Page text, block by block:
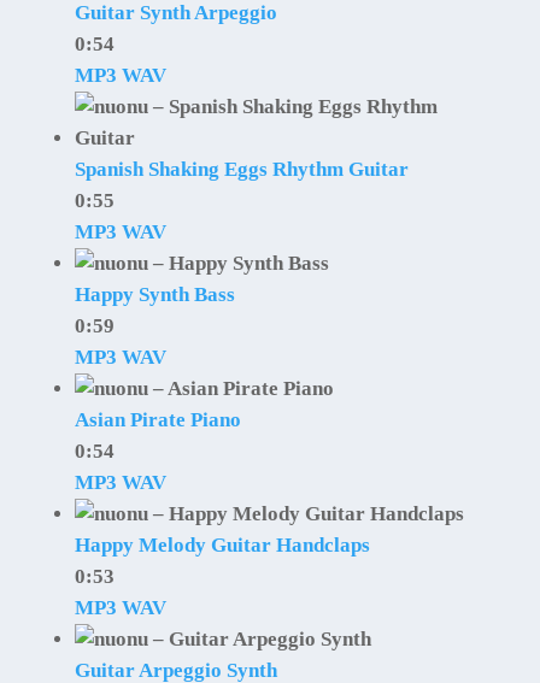
Guitar Synth Arpeggio
0:54
MP3 WAV
Spanish Shaking Eggs Rhythm Guitar
0:55
MP3 WAV
Happy Synth Bass
0:59
MP3 WAV
Asian Pirate Piano
0:54
MP3 WAV
Happy Melody Guitar Handclaps
0:53
MP3 WAV
Guitar Arpeggio Synth